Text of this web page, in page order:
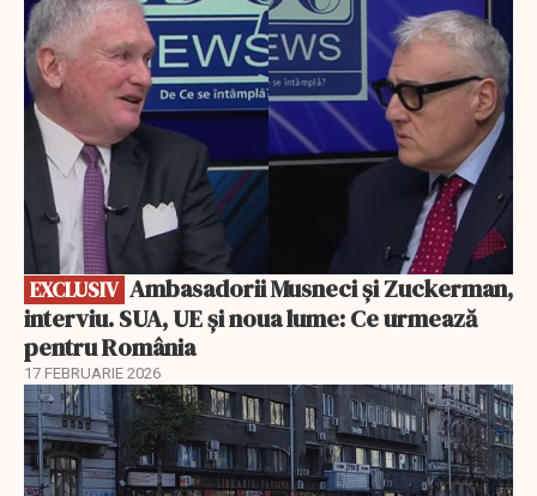
EXCLUSIV
interviu. SUA, UE și noua lume: Ce urmează
pentru România
17 FEBRUARIE 2026